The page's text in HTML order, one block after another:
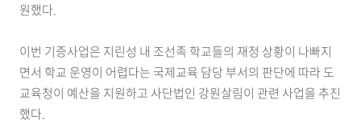
원했다.
이번 기증사업은 지린성 내 조선족 학교들의 재정 상황이 나빠지
면서 학교 운영이 어렵다는 국제교육 담당 부서의 판단에 따라 도
교육청이 예산을 지원하고 사단법인 강원살림이 관련 사업을 추진
했다.